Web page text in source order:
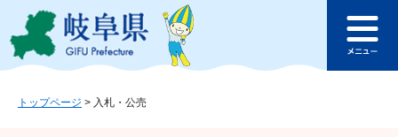
ジ
ュ
このページの本文へ
ュ
トップページ > 入札・公売